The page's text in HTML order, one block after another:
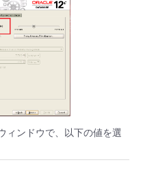
ィンドウで、以下の値を選